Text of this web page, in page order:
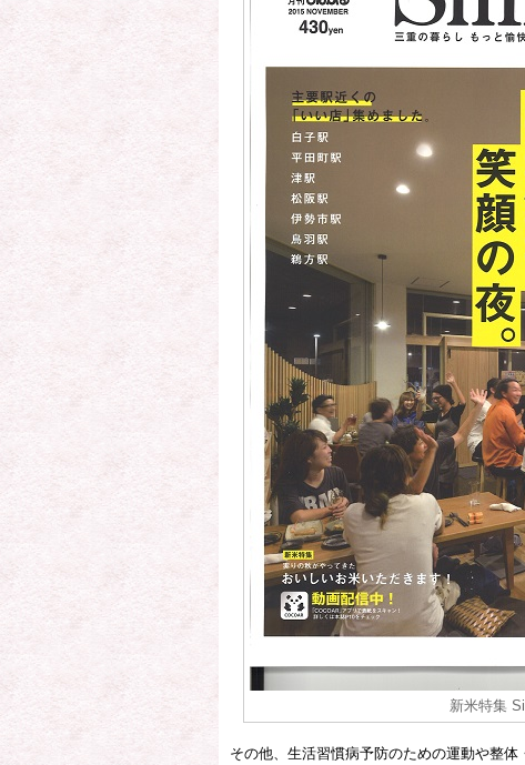
新米特集
その他、生活習慣病予防のための運動や整